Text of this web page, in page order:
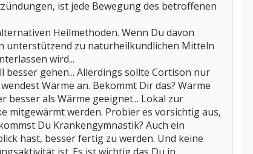
ist jede Bewegung des betroffenen
Heilmethoden. Wenn Du davon
unterstützend zu naturheilkundlichen Mitteln
wird...
besser gehen... Allerdings sollte Cortison nur
Wärme an. Bekommt Dir das? Wärme
als Wärme geeignet... Lokal zur
mitgewärmt werden. Probier es vorsichtig aus,
Du Krankengymnastik? Auch ein
hast, besser fertig zu werden. Und keine